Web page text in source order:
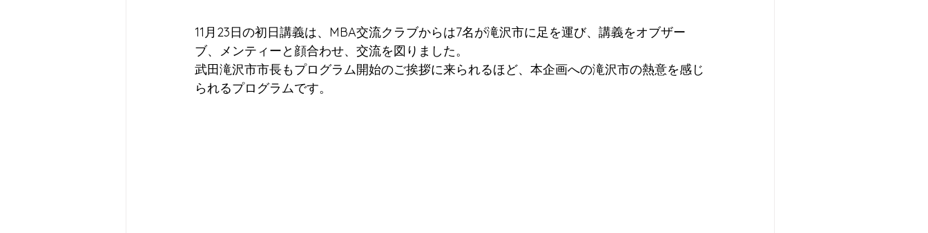
11月23日の初日講義は、MBA交流クラブからは7名が滝沢市に足を運び、講義をオブザー
ブ、メンティーと顔合わせ、交流を図りました。
武田滝沢市市長もプログラム開始のご挨拶に来られるほど、本企画への滝沢市の熱意を感じ
られるプログラムです。